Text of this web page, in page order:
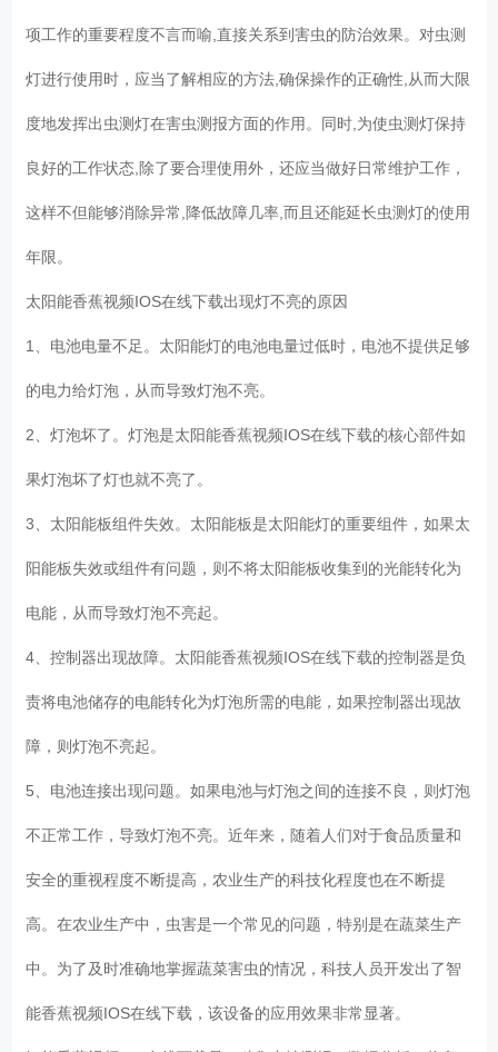
项工作的重要程度不言而喻,直接关系到害虫的防治效果。对虫测
灯进行使用时，应当了解相应的方法,确保操作的正确性,从而大限
度地发挥出虫测灯在害虫测报方面的作用。同时,为使虫测灯保持
良好的工作状态,除了要合理使用外，还应当做好日常维护工作，
这样不但能够消除异常,降低故障几率,而且还能延长虫测灯的使用
年限。
太阳能香蕉视频IOS在线下载出现灯不亮的原因
1、电池电量不足。太阳能灯的电池电量过低时，电池不提供足够
的电力给灯泡，从而导致灯泡不亮。
2、灯泡坏了。灯泡是太阳能香蕉视频IOS在线下载的核心部件如
果灯泡坏了灯也就不亮了。
3、太阳能板组件失效。太阳能板是太阳能灯的重要组件，如果太
阳能板失效或组件有问题，则不将太阳能板收集到的光能转化为
电能，从而导致灯泡不亮起。
4、控制器出现故障。太阳能香蕉视频IOS在线下载的控制器是负
责将电池储存的电能转化为灯泡所需的电能，如果控制器出现故
障，则灯泡不亮起。
5、电池连接出现问题。如果电池与灯泡之间的连接不良，则灯泡
不正常工作，导致灯泡不亮。近年来，随着人们对于食品质量和
安全的重视程度不断提高，农业生产的科技化程度也在不断提
高。在农业生产中，虫害是一个常见的问题，特别是在蔬菜生产
中。为了及时准确地掌握蔬菜害虫的情况，科技人员开发出了智
能香蕉视频IOS在线下载，该设备的应用效果非常显著。